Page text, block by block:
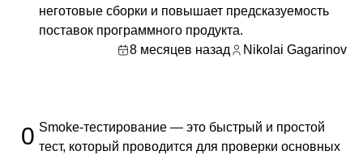
неготовые сборки и повышает предсказуемость
поставок программного продукта.
8 месяцев назад
Nikolai Gagarinov
0 Smoke-тестирование — это быстрый и простой
тест, который проводится для проверки основных